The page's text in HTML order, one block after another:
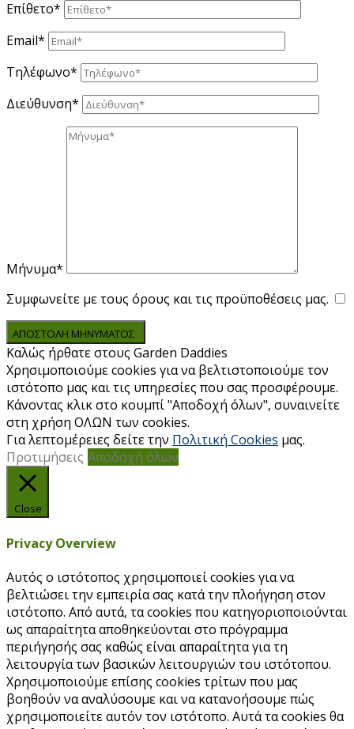
Επίθετο*
Email*
Τηλέφωνο*
Διεύθυνση*
Μήνυμα*
Συμφωνείτε με τους όρους και τις προϋποθέσεις μας.
ΑΠΟΣΤΟΛΗ ΜΗΝΥΜΑΤΟΣ
Καλώς ήρθατε στους Garden Daddies
Χρησιμοποιούμε cookies για να βελτιστοποιούμε τον
ιστότοπο μας και τις υπηρεσίες που σας προσφέρουμε.
Κάνοντας κλικ στο κουμπί "Αποδοχή όλων", συναινείτε
στη χρήση ΟΛΩΝ των cookies.
Για λεπτομέρειες δείτε την Πολιτική Cookies μας.
Προτιμήσεις Αποδοχή όλων
Close
Privacy Overview
Αυτός ο ιστότοπος χρησιμοποιεί cookies για να
βελτιώσει την εμπειρία σας κατά την πλοήγηση στον
ιστότοπο. Από αυτά, τα cookies που κατηγοριοποιούνται
ως απαραίτητα αποθηκεύονται στο πρόγραμμα
περιήγησής σας καθώς είναι απαραίτητα για τη
λειτουργία των βασικών λειτουργιών του ιστότοπου.
Χρησιμοποιούμε επίσης cookies τρίτων που μας
βοηθούν να αναλύσουμε και να κατανοήσουμε πώς
χρησιμοποιείτε αυτόν τον ιστότοπο. Αυτά τα cookies θα